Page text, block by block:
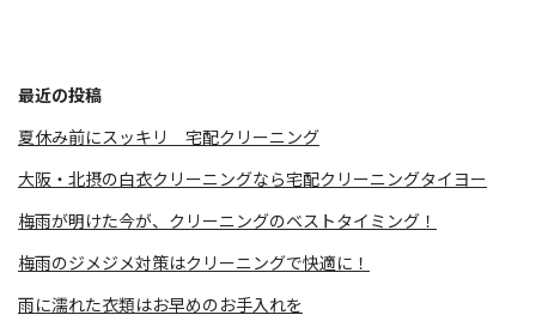
最近の投稿
夏休み前にスッキリ 宅配クリーニング
大阪・北摂の白衣クリーニングなら宅配クリーニングタイヨー
梅雨が明けた今が、クリーニングのベストタイミング！
梅雨のジメジメ対策はクリーニングで快適に！
雨に濡れた衣類はお早めのお手入れを